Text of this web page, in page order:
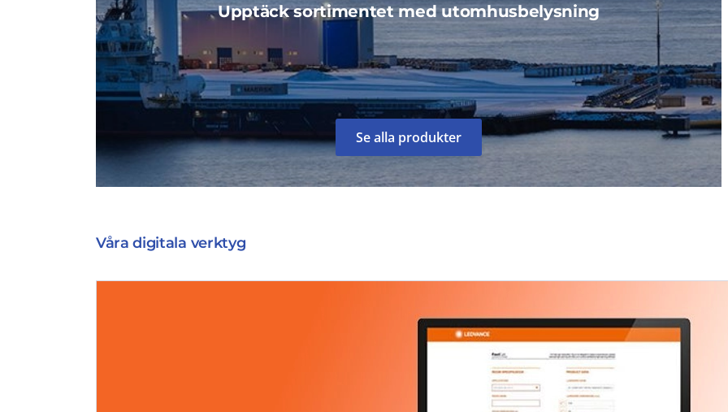
Se alla produkter
Upptäck sortimentet med utomhusbelysning
Våra digitala verktyg